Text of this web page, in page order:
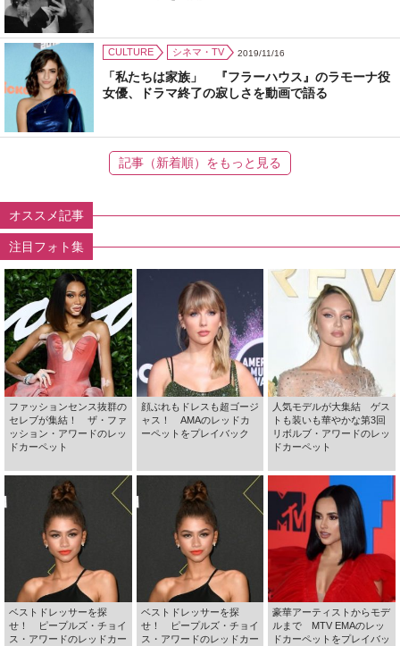
CULTURE シネマ・TV 2019/11/16
「私たちは家族」 『フラーハウス』のラモーナ役
女優、ドラマ終了の寂しさを動画で語る
記事（新着順）をもっと見る
オススメ記事
注目フォト集
ファッションセンス抜群の
セレブが集結！ ザ・ファ
ッション・アワードのレッ
ドカーペット
顔ぶれもドレスも超ゴージ
ャス！ AMAのレッドカ
ーペットをプレイバック
人気モデルが大集結 ゲス
トも装いも華やかな第3回
リボルブ・アワードのレッ
ドカーペット
ベストドレッサーを探
せ！ ピープルズ・チョイ
ス・アワードのレッドカー
ベストドレッサーを探
せ！ ピープルズ・チョイ
ス・アワードのレッドカー
豪華アーティストからモデ
ルまで MTV EMAのレッ
ドカーペットをプレイバッ